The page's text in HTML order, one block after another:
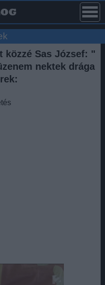
közzé Sas József: "
nektek drága